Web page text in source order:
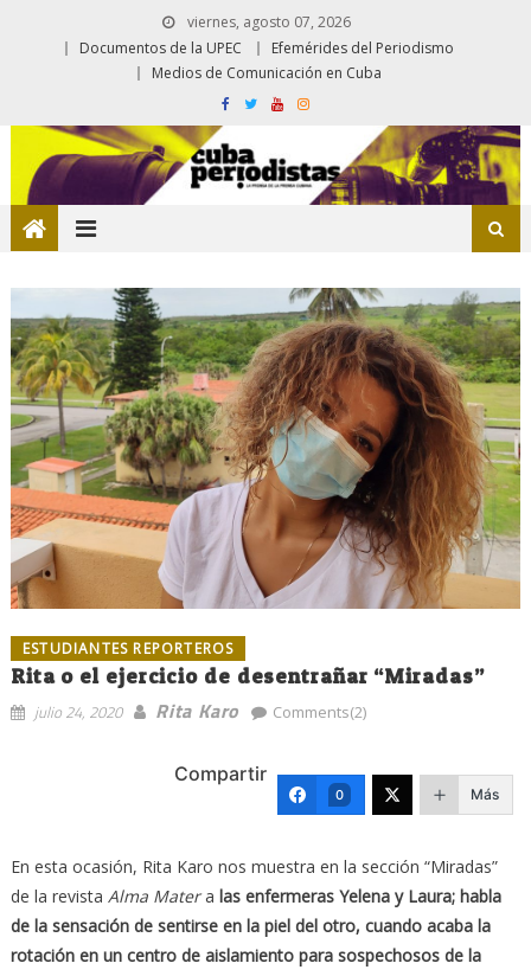
viernes, agosto 07, 2026
Documentos de la UPEC
Efemérides del Periodismo
Medios de Comunicación en Cuba
ESTUDIANTES REPORTEROS
Rita o el ejercicio de desentrañar “Miradas”
julio 24, 2020 Rita Karo Comments(2)
Compartir
0 Más
En esta ocasión, Rita Karo nos muestra en la sección “Miradas”
de la revista Alma Matera las enfermeras Yelena y Laura; habla
de la sensación de sentirse en la piel del otro, cuando acaba la
rotación en un centro de aislamiento para sospechosos de la